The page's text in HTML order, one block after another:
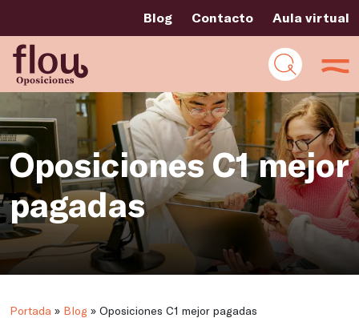
Blog Contacto Aula virtual
Oposiciones C1 mejor
pagadas
Portada » Blog » Oposiciones C1 mejor pagadas